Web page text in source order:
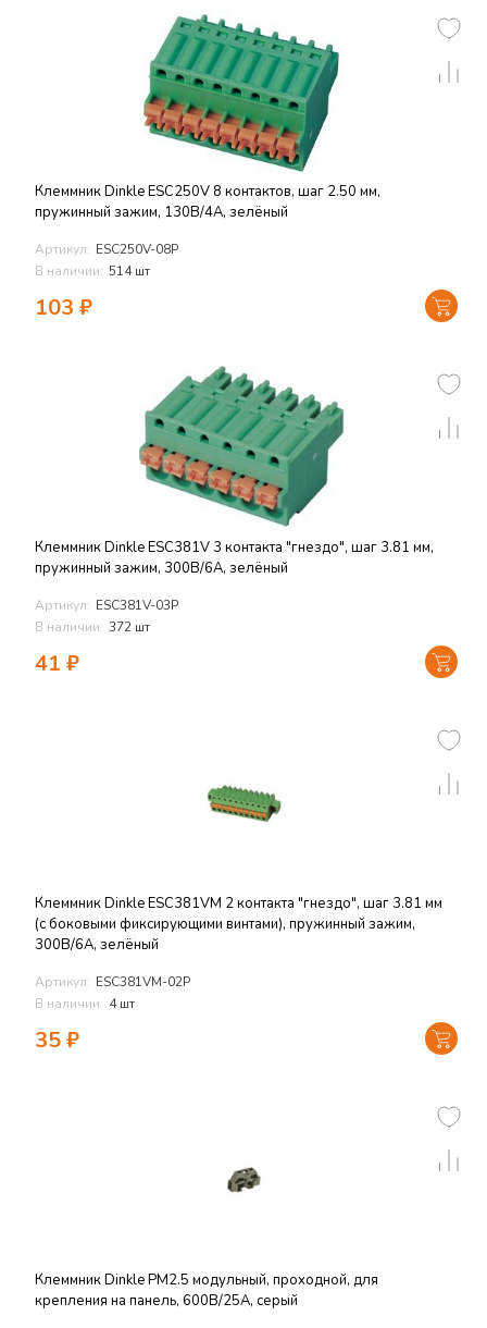
Клеммник Dinkle ESC250V 8 контактов, шаг 2.50 мм,
пружинный зажим, 130В/4А, зелёный
Артикул: ESC250V-08P
В наличии: 514 шт
103 ₽
Клеммник Dinkle ESC381V 3 контакта "гнездо", шаг 3.81 мм,
пружинный зажим, 300В/6А, зелёный
Артикул: ESC381V-03P
В наличии: 372 шт
41 ₽
Клеммник Dinkle ESC381VM 2 контакта "гнездо", шаг 3.81 мм
(с боковыми фиксирующими винтами), пружинный зажим,
300В/6А, зелёный
Артикул: ESC381VM-02P
В наличии: 4 шт
35₽
Клеммник Dinkle PM2.5 модульный, проходной, для
крепления на панель, 600В/25А, серый